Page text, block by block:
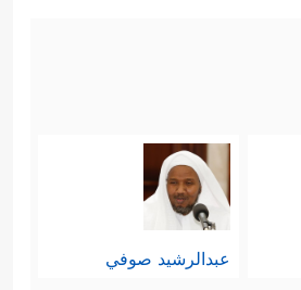
عبدالرشيد صوفي